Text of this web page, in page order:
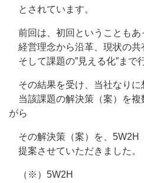
とされています。
前回は、初回ということもあ
経営理念から沿革、現状の共
そして課題の”見える化”まで
その結果を受け、当社なりに
当該課題の解決策（案）を複
がら
その解決策（案）を、5W2H
提案させていただきました。
（※）5W2H